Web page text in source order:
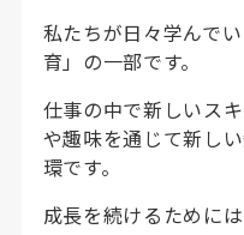
私たちが日々学んで
育」の一部です。
仕事の中で新しいス
や趣味を通じて新し
環です。
成長を続けるために